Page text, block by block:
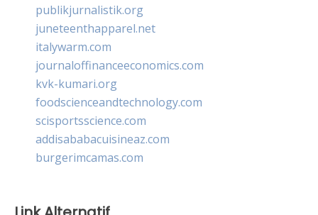
publikjurnalistik.org
juneteenthapparel.net
italywarm.com
journaloffinanceeconomics.com
kvk-kumari.org
foodscienceandtechnology.com
scisportsscience.com
addisababacuisineaz.com
burgerimcamas.com